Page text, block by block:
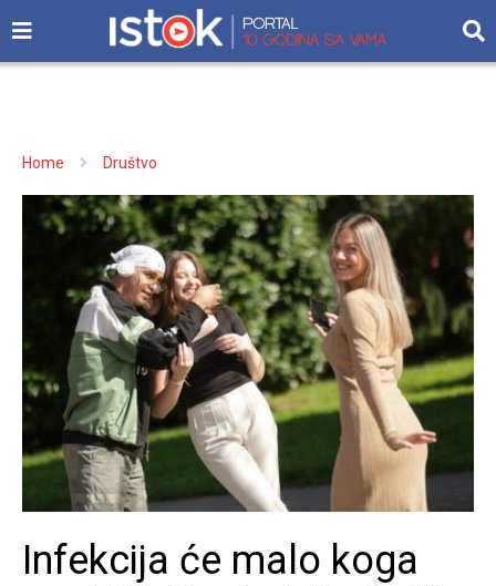
Home Društvo
Infekcija će malo koga